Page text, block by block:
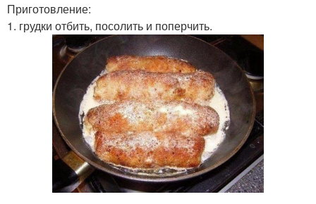
Приготовление:
1. грудки отбить, посолить и поперчить.